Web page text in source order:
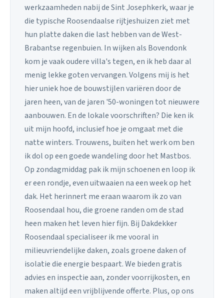
werkzaamheden nabij de Sint Josephkerk, waar je
die typische Roosendaalse rijtjeshuizen ziet met
hun platte daken die last hebben van de West-
Brabantse regenbuien. In wijken als Bovendonk
kom je vaak oudere villa's tegen, en ik heb daar al
menig lekke goten vervangen. Volgens mij is het
hier uniek hoe de bouwstijlen variëren door de
jaren heen, van de jaren '50-woningen tot nieuwere
aanbouwen. En de lokale voorschriften? Die ken ik
uit mijn hoofd, inclusief hoe je omgaat met die
natte winters. Trouwens, buiten het werk om ben
ik dol op een goede wandeling door het Mastbos.
Op zondagmiddag pak ik mijn schoenen en loop ik
er een rondje, even uitwaaien na een week op het
dak. Het herinnert me eraan waarom ik zo van
Roosendaal hou, die groene randen om de stad
heen maken het leven hier fijn. Bij Dakdekker
Roosendaal specialiseer ik me vooral in
milieuvriendelijke daken, zoals groene daken of
isolatie die energie bespaart. We bieden gratis
advies en inspectie aan, zonder voorrijkosten, en
maken altijd een vrijblijvende offerte. Plus, op ons